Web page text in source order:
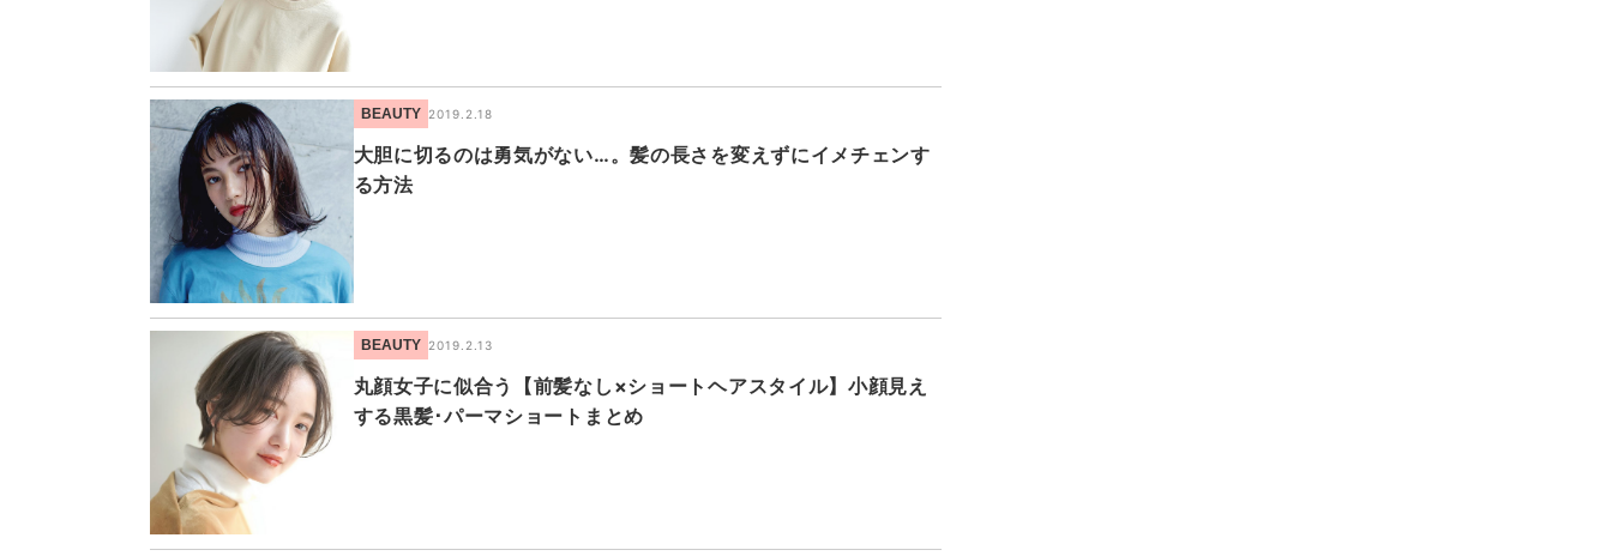
BEAUTY 2019.2.18
大胆に切るのは勇気がない…。髪の長さを変えずにイメチェンす
る方法
BEAUTY 2019.2.13
丸顔女子に似合う【前髪なし×ショートヘアスタイル】小顔見え
する黒髪･パーマショートまとめ